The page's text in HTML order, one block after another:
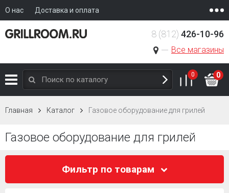
О нас Доставка и оплата
Все магазины
8 (812) 426-10-96
0 0
Главная Каталог Газовое оборудование для грилей
Газовое оборудование для грилей
Фильтр по товарам